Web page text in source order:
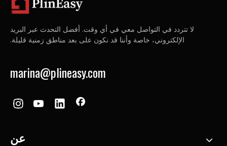
لا تتردد في التواصل معي في أي وقت. أفضل التحدث عبر البريد
الإلكتروني، خاصة وأننا قد نكون على بعد مناطق زمنية قليلة.
marina@plineasy.com
عن